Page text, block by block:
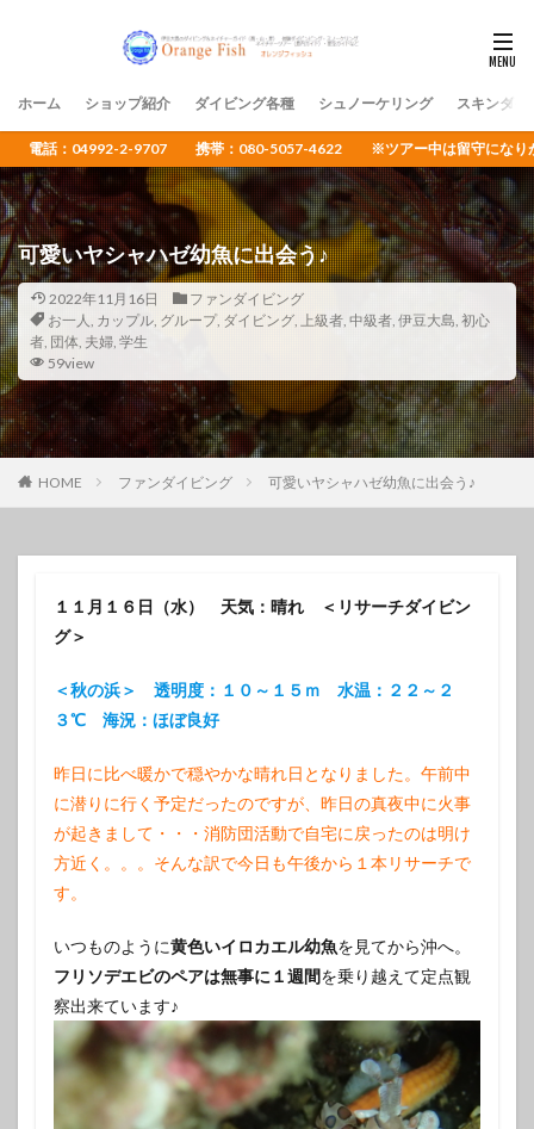
ホーム ショップ紹介 ダイビング各種 シュノーケリング スキンダイ
電話：04992-2-9707 携帯：080-5057-4622 ※ツアー中は留守になりがち
可愛いヤシャハゼ幼魚に出会う♪
2022年11月16日
ファンダイビング
お一人, カップル, グループ, ダイビング, 上級者, 中級者, 伊豆大島, 初心
者, 団体, 夫婦, 学生
59view
HOME ファンダイビング 可愛いヤシャハゼ幼魚に出会う♪
１１月１６日（水） 天気：晴れ ＜リサーチダイビン
グ＞
＜秋の浜＞ 透明度：１０～１５ｍ 水温：２２～２
３℃ 海況：ほぼ良好
昨日に比べ暖かで穏やかな晴れ日となりました。午前中
に潜りに行く予定だったのですが、昨日の真夜中に火事
が起きまして・・・消防団活動で自宅に戻ったのは明け
方近く。。。そんな訳で今日も午後から１本リサーチで
す。
いつものように黄色いイロカエル幼魚を見てから沖へ。
フリソデエビのペアは無事に１週間を乗り越えて定点観
察出来ています♪